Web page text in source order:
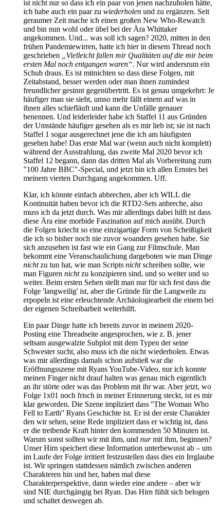
ist nicht nur so dass ich ein paar von jenen nachzuholen hätte,
ich habe auch ein paar zu wiederholen und zu ergänzen. Seit
geraumer Zeit mache ich einen großen New Who-Rewatch
und bin nun wohl oder übel bei der Ära Whittaker
angekommen. Und... was soll ich sagen? 2020, mitten in den
frühen Pandemiewirren, hatte ich hier in diesem Thread noch
geschrieben
„Vielleicht fallen mir Qualitäten auf die mir beim
ersten Mal noch entgangen waren“. Nur wird andersrum ein
Schuh draus. Es ist mitnichten so dass diese Folgen, mit
Zeitabstand, besser werden oder man ihnen zumindest
freundlicher gesinnt gegenübertritt. Es ist genau umgekehrt: Je
häufiger man sie sieht, umso mehr fällt einem auf was in
ihnen alles schiefläuft und kann die Unfälle genauer
benennen. Und leiderleider habe ich Staffel 11 aus Gründen
der Umstände häufiger gesehen als es mir lieb ist; sie ist nach
Staffel 1 sogar ausgerechnet jene die ich am häufigsten
gesehen habe! Das erste Mal war (wenn auch nicht komplett)
während der Ausstrahlung, das zweite Mal 2020 bevor ich
Staffel 12 begann, dann das dritten Mal als Vorbereitung zum
"100 Jahre BBC"-Special, und jetzt bin ich allen Ernstes bei
meinem vierten Durchgang angekommen. Uff.
Klar, ich könnte einfach abbrechen, aber ich WILL die
Kontinuität haben bevor ich die RTD2-Sets anbreche, also
muss ich da jetzt durch. Was mir allerdings dabei hilft ist dass
diese Ära eine morbide Faszination auf mich ausübt. Durch
die Folgen kriecht so eine einzigartige Form von Scheißigkeit
die ich so bisher noch nie zuvor woanders gesehen habe. Sie
sich anzusehen ist fast wie ein Gang zur Filmschule. Man
bekommt eine Veranschaulichung dargeboten wie man Dinge
nichtzu tun hat, wie man Scripts nichtschreiben sollte, wie
man Figuren nichtzu konzipieren sind, und so weiter und so
weiter. Beim ersten Sehen stellt man nur für sich fest dass die
Folge 'langweilig' ist, aber die Gründe für die Langweile zu
erpopeln ist eine erleuchtende Archäologiearbeit die einem bei
der eigenen Schreibarbeit weiterhilft.
Ein paar Dinge hatte ich bereits zuvor in meinem 2020-
Posting eine Threadseite angesprochen, wie z. B. jener
seltsam ausgewalzte Subplot mit dem Typen der seine
Schwester sucht, also muss ich die nicht wiederholen. Etwas
was mir allerdings damals schon aufstieß war die
Eröffnungsszene mit Ryans YouTube-Video, nur ich konnte
meinen Finger nicht drauf halten was genau mich eigentlich
an ihr störte oder was das Problem mit ihr war. Aber jetzt, wo
Folge 1x01 noch frisch in meiner Erinnerung steckt, ist es mir
klar geworden. Die Szene impliziert dass ''The Woman Who
Fell to Earth'' Ryans Geschichte ist. Er ist der erste Charakter
den wir sehen, seine Rede impliziert dass er wichtig ist, dass
er die treibende Kraft hinter den kommenden 50 Minuten ist.
Warum sonst sollten wir mit ihm, und nurmit ihm, beginnen?
Unser Hirn speichert diese Information unterbewusst ab – um
im Laufe der Folge irritiert festzustellen dass dies ein Irrglaube
ist. Wir springen stattdessen nämlich zwischen anderen
Charakteren hin und her, haben mal diese
Charakterperspektive, dann wieder eine andere – aber wir
sind NIE durchgängig bei Ryan. Das Hirn fühlt sich belogen
und schaltet deswegen ab.